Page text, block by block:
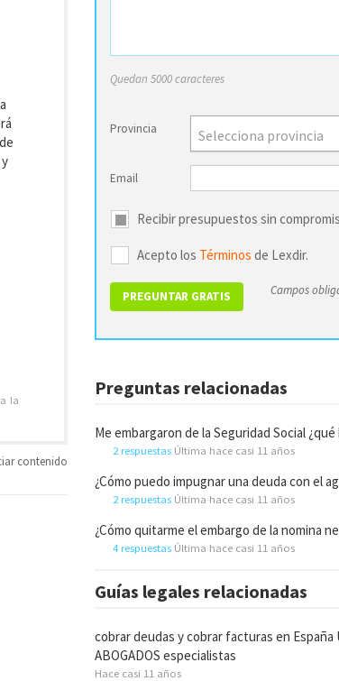
la
contenido
Quedan 5000 caracteres
Provincia Selecciona provincia
Email
Recibir presupuestos sin
Acepto los Términos de Lexdir.
Campos
Preguntas relacionadas
Me embargaron de la Seguridad Social ¿qué
2 respuestas Última hace casi 11 años
¿Cómo puedo impugnar una deuda con el
2 respuestas Última hace casi 11 años
¿Cómo quitarme el embargo de la nomina
4 respuestas Última hace casi 11 años
Guías legales relacionadas
cobrar deudas y cobrar facturas en España
ABOGADOS especialistas
Hace casi 11 años